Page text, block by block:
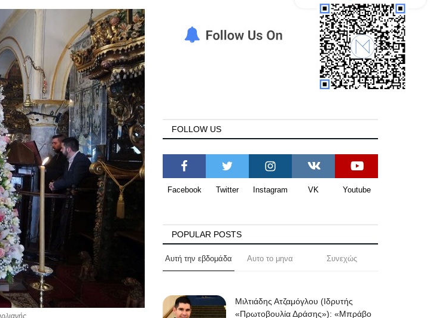
FOLLOW US
Facebook Twitter Instagram VK Youtube
POPULAR POSTS
Αυτή την εβδομάδα Αυτο το μηνα Συνεχώς
Μιλτιάδης Ατζαμόγλου (Ιδρυτής
«Πρωτοβουλία Δράσης»): «Μπράβο